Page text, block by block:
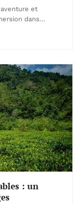
aventure et
dans…
: un